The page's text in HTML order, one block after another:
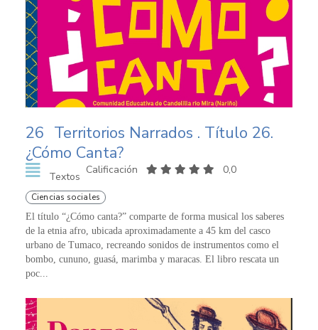
26 Territorios Narrados . Título 26.
¿Cómo Canta?
Textos
Calificación 0,0
Ciencias sociales
El título “¿Cómo canta?” comparte de forma musical los saberes
de la etnia afro, ubicada aproximadamente a 45 km del casco
urbano de Tumaco, recreando sonidos de instrumentos como el
bombo, cununo, guasá, marimba y maracas. El libro rescata un
poc...